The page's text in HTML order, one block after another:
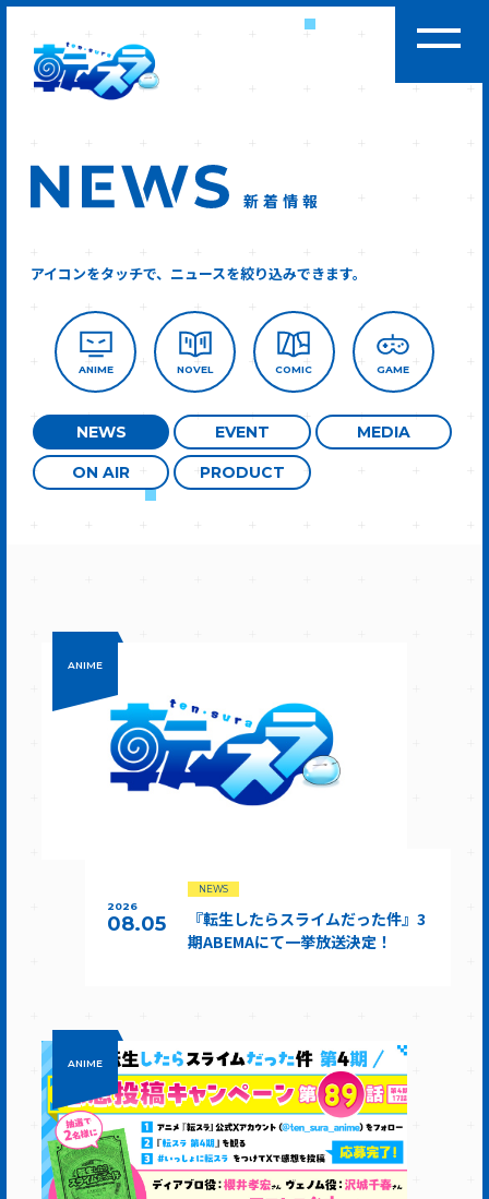
新着情報
アイコンをタッチで、ニュースを絞り込みできます。
ANIME NOVEL COMIC GAME
NEWS EVENT MEDIA
ON AIR PRODUCT
ANIME
2026
08.05
NEWS
『転生したらスライムだった件』3
期ABEMAにて一挙放送決定！
ANIME